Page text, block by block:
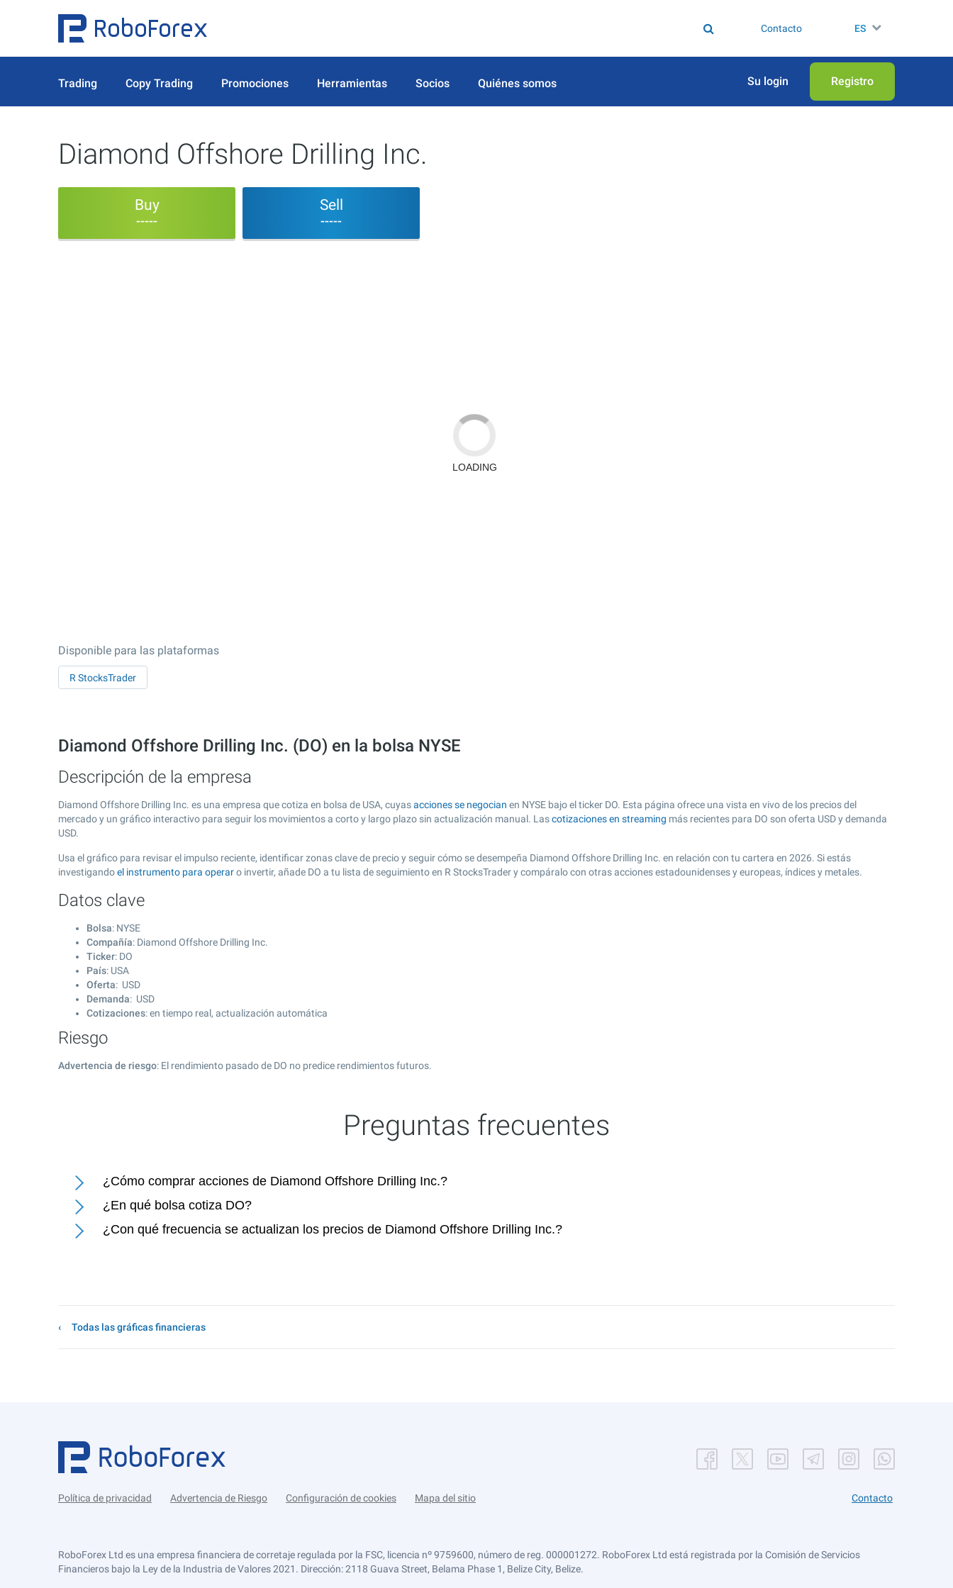
Contacto ES
Trading Copy Trading Promociones Herramientas Socios Quiénes somos Su login Registro
Diamond Offshore Drilling Inc.
Buy
-----
Sell
-----
Disponible para las plataformas
R StocksTrader
Diamond Offshore Drilling Inc. (DO) en la bolsa NYSE
Descripción de la empresa
Diamond Offshore Drilling Inc. es una empresa que cotiza en bolsa de USA, cuyasacciones se negocian en NYSE bajo el ticker DO. Esta página ofrece una vista en vivo de los precios del
mercado y un gráfico interactivo para seguir los movimientos a corto y largo plazo sin actualización manual. Lascotizaciones en streaming más recientes para DO son oferta USD y demanda
USD.
Usa el gráfico para revisar el impulso reciente, identificar zonas clave de precio y seguir cómo se desempeña Diamond Offshore Drilling Inc. en relación con tu cartera en 2026. Si estás
investigandoel instrumento para operaro invertir, añade DO a tu lista de seguimiento en R StocksTrader y compáralo con otras acciones estadounidenses y europeas, índices y metales.
Datos clave
Bolsa: NYSE
Compañía: Diamond Offshore Drilling Inc.
Ticker: DO
País: USA
Oferta: USD
Demanda: USD
Cotizaciones: en tiempo real, actualización automática
Riesgo
Advertencia de riesgo: El rendimiento pasado de DO no predice rendimientos futuros.
Preguntas frecuentes
¿Cómo comprar acciones de Diamond Offshore Drilling Inc.?
¿En qué bolsa cotiza DO?
¿Con qué frecuencia se actualizan los precios de Diamond Offshore Drilling Inc.?
Todas las gráficas financieras
Política de privacidad Advertencia de Riesgo Configuración de cookies Mapa del sitio Contacto
RoboForex Ltd es una empresa financiera de corretaje regulada por la FSC, licencia nº 9759600, número de reg. 000001272. RoboForex Ltd está registrada por la Comisión de Servicios
Financieros bajo la Ley de la Industria de Valores 2021. Dirección: 2118 Guava Street, Belama Phase 1, Belize City, Belize.